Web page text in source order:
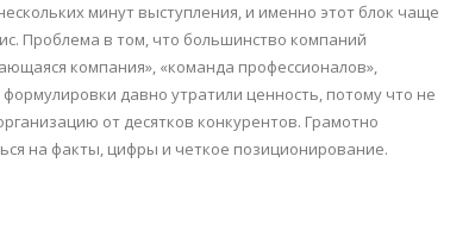
минут выступления, и именно этот блок чаще
Проблема в том, что большинство компаний
компания», «команда профессионалов»,
давно утратили ценность, потому что не
от десятков конкурентов. Грамотно
на факты, цифры и четкое позиционирование.